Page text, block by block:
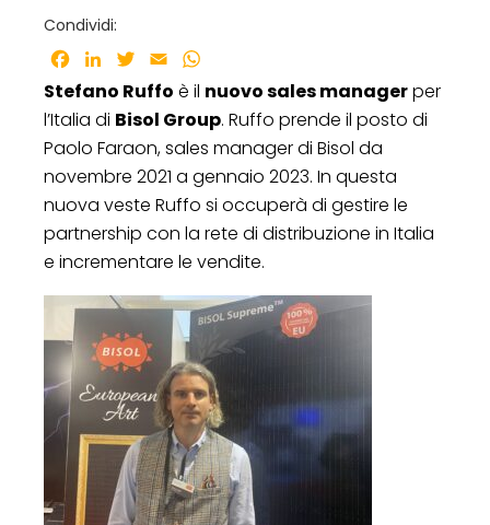
Condividi:
Facebook
LinkedInTwitter
Email
Stefano Ruffo è il nuovo sales managerper
l’Italia di Bisol Group. Ruffo prende il posto di
Paolo Faraon, sales manager di Bisol da
novembre 2021 a gennaio 2023. In questa
nuova veste Ruffo si occuperà di gestire le
partnership con la rete di distribuzione in Italia
e incrementare le vendite.